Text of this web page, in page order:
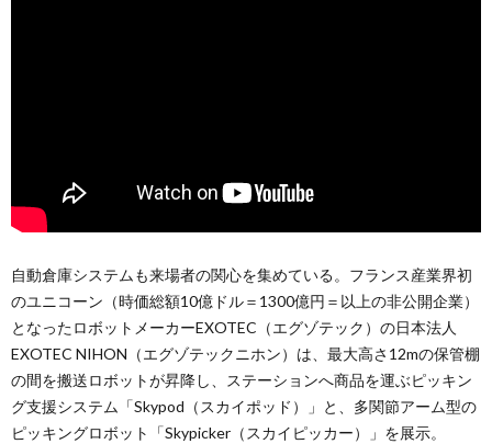
自動倉庫システムも来場者の関心を集めている。フランス産業界初
のユニコーン（時価総額10億ドル＝1300億円＝以上の非公開企業）
となったロボットメーカーEXOTEC（エグゾテック）の日本法人
EXOTEC NIHON（エグゾテックニホン）は、最大高さ12mの保管棚
の間を搬送ロボットが昇降し、ステーションへ商品を運ぶピッキン
グ支援システム「Skypod（スカイポッド）」と、多関節アーム型の
ピッキングロボット「Skypicker（スカイピッカー）」を展示。